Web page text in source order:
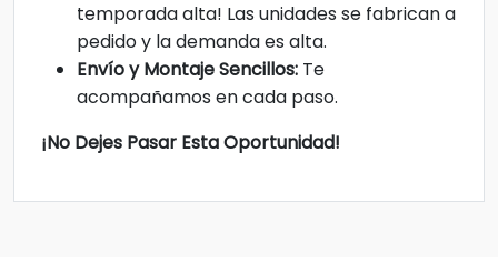
temporada alta! Las unidades se fabrican a
pedido y la demanda es alta.
Envío y Montaje Sencillos: Te
acompañamos en cada paso.
¡No Dejes Pasar Esta Oportunidad!